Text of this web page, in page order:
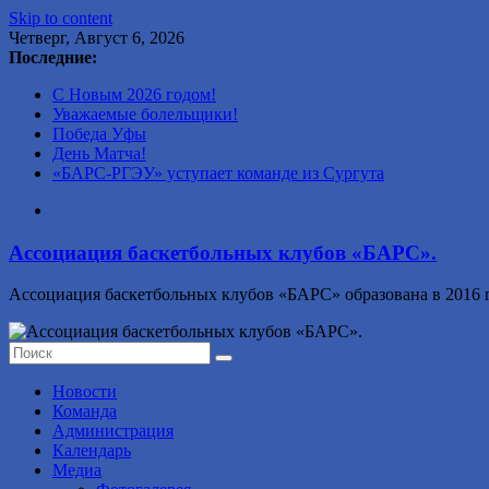
Skip to content
Четверг, Август 6, 2026
Последние:
С Новым 2026 годом!
Уважаемые болельщики!
Победа Уфы
День Матча!
«БАРС-РГЭУ» уступает команде из Сургута
Ассоциация баскетбольных клубов «БАРС».
Ассоциация баскетбольных клубов «БАРС» образована в 2016
Новости
Команда
Администрация
Календарь
Медиа